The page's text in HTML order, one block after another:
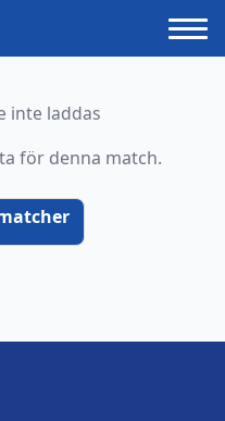
inte laddas
för denna match.